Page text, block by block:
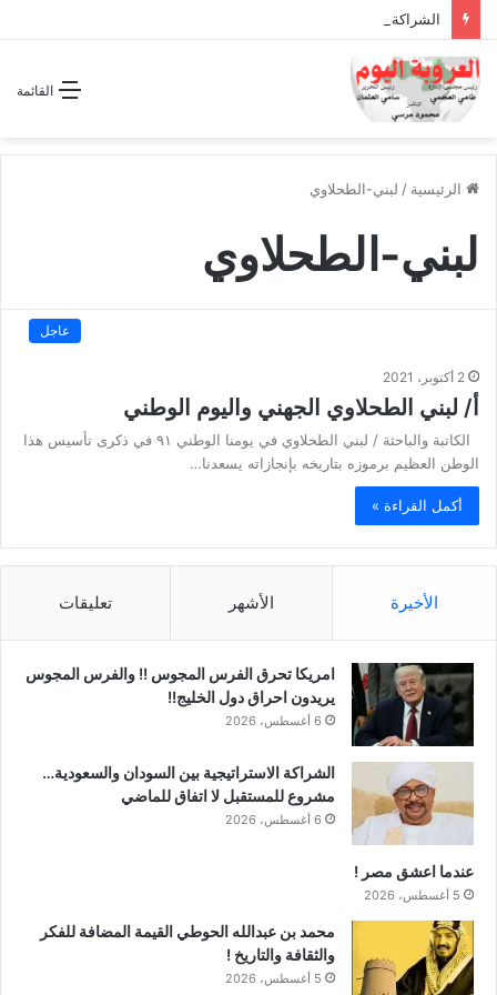
القائمة
الرئيسية / لبني-الطحلاوي
لبني-الطحلاوي
عاجل
2 أكتوبر، 2021
أ/ لبني الطحلاوي الجهني واليوم الوطني
الكاتبة والباحثة / لبني الطحلاوي في يومنا الوطني ٩١ في ذكرى تأسيس هذا
الوطن العظيم برموزه بتاريخه بإنجازاته يسعدنا…
أكمل القراءة »
الأخيرة الأشهر تعليقات
امريكا تحرق الفرس المجوس !! والفرس المجوس
يريدون احراق دول الخليج!!
6 أغسطس، 2026
الشراكة الاستراتيجية بين السودان والسعودية…
مشروع للمستقبل لا اتفاق للماضي
6 أغسطس، 2026
عندما اعشق مصر !
5 أغسطس، 2026
محمد بن عبدالله الحوطي القيمة المضافة للفكر
والثقافة والتاريخ !
5 أغسطس، 2026